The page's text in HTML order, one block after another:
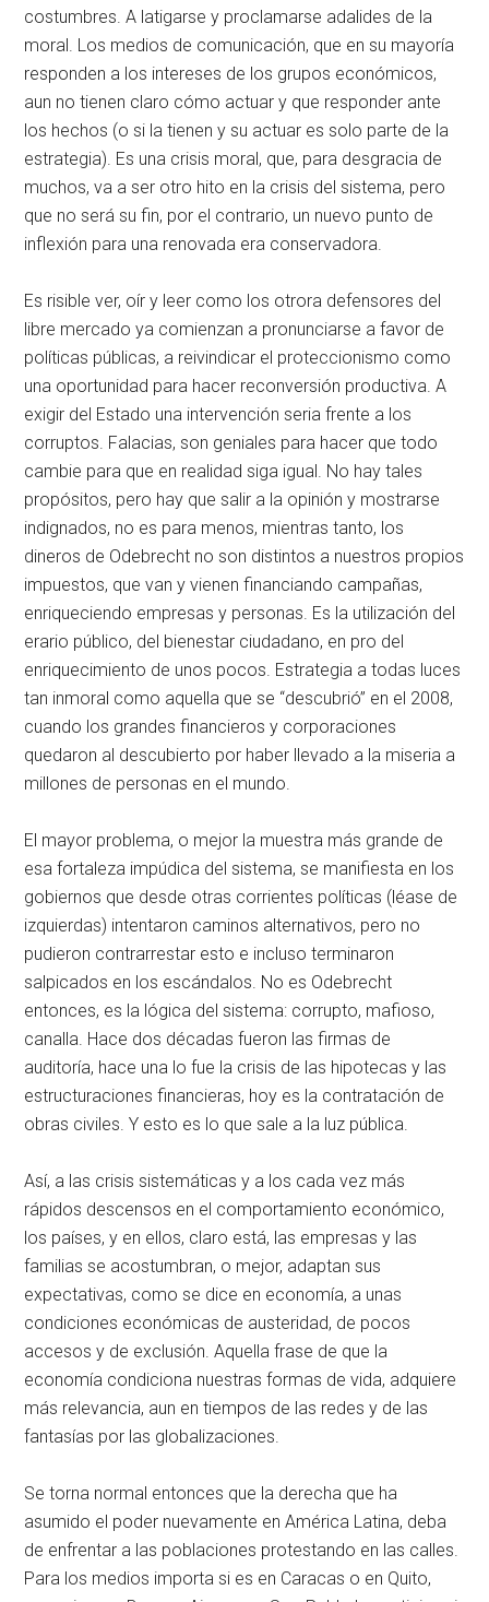
costumbres. A latigarse y proclamarse adalides de la
moral. Los medios de comunicación, que en su mayoría
responden a los intereses de los grupos económicos,
aun no tienen claro cómo actuar y que responder ante
los hechos (o si la tienen y su actuar es solo parte de la
estrategia). Es una crisis moral, que, para desgracia de
muchos, va a ser otro hito en la crisis del sistema, pero
que no será su fin, por el contrario, un nuevo punto de
inflexión para una renovada era conservadora.
Es risible ver, oír y leer como los otrora defensores del
libre mercado ya comienzan a pronunciarse a favor de
políticas públicas, a reivindicar el proteccionismo como
una oportunidad para hacer reconversión productiva. A
exigir del Estado una intervención seria frente a los
corruptos. Falacias, son geniales para hacer que todo
cambie para que en realidad siga igual. No hay tales
propósitos, pero hay que salir a la opinión y mostrarse
indignados, no es para menos, mientras tanto, los
dineros de Odebrecht no son distintos a nuestros propios
impuestos, que van y vienen financiando campañas,
enriqueciendo empresas y personas. Es la utilización del
erario público, del bienestar ciudadano, en pro del
enriquecimiento de unos pocos. Estrategia a todas luces
tan inmoral como aquella que se “descubrió” en el 2008,
cuando los grandes financieros y corporaciones
quedaron al descubierto por haber llevado a la miseria a
millones de personas en el mundo.
El mayor problema, o mejor la muestra más grande de
esa fortaleza impúdica del sistema, se manifiesta en los
gobiernos que desde otras corrientes políticas (léase de
izquierdas) intentaron caminos alternativos, pero no
pudieron contrarrestar esto e incluso terminaron
salpicados en los escándalos. No es Odebrecht
entonces, es la lógica del sistema: corrupto, mafioso,
canalla. Hace dos décadas fueron las firmas de
auditoría, hace una lo fue la crisis de las hipotecas y las
estructuraciones financieras, hoy es la contratación de
obras civiles. Y esto es lo que sale a la luz pública.
Así, a las crisis sistemáticas y a los cada vez más
rápidos descensos en el comportamiento económico,
los países, y en ellos, claro está, las empresas y las
familias se acostumbran, o mejor, adaptan sus
expectativas, como se dice en economía, a unas
condiciones económicas de austeridad, de pocos
accesos y de exclusión. Aquella frase de que la
economía condiciona nuestras formas de vida, adquiere
más relevancia, aun en tiempos de las redes y de las
fantasías por las globalizaciones.
Se torna normal entonces que la derecha que ha
asumido el poder nuevamente en América Latina, deba
de enfrentar a las poblaciones protestando en las calles.
Para los medios importa si es en Caracas o en Quito,